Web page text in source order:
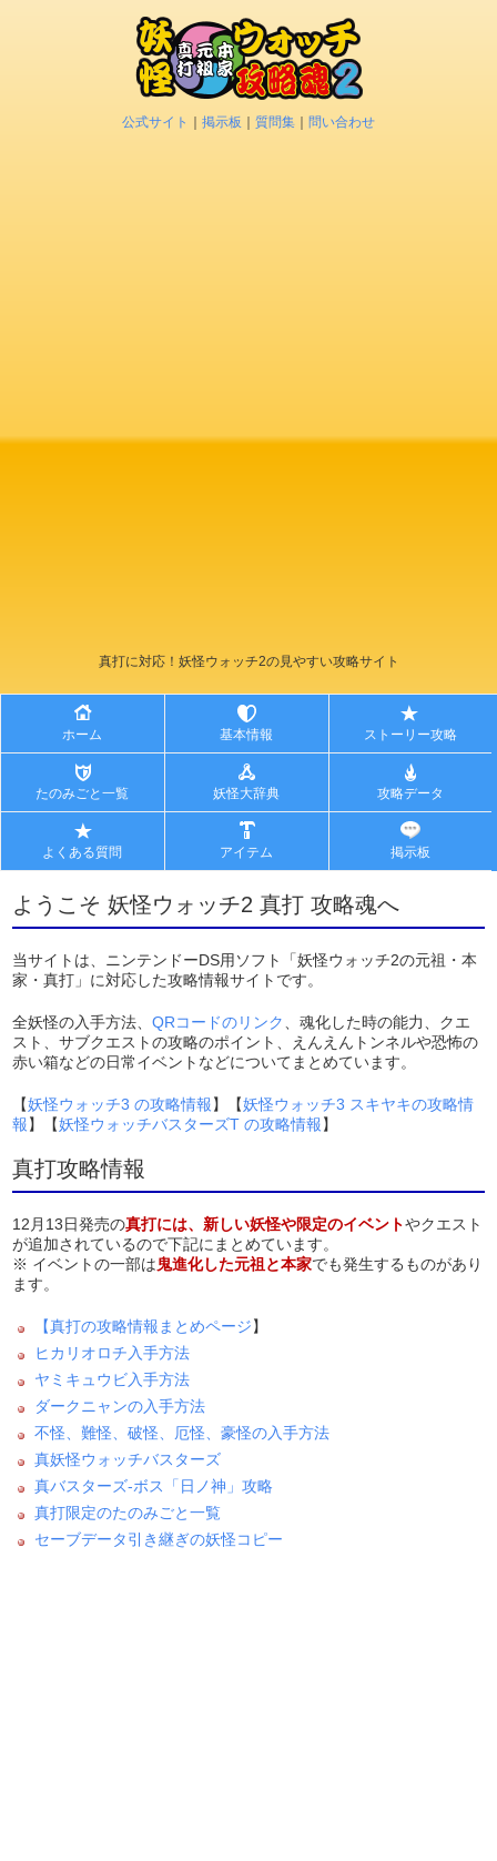
公式サイト 掲示板 質問集 問い合わせ
真打に対応！妖怪ウォッチ2の見やすい攻略サイト
ホーム 基本情報 ストーリー攻略
たのみごと一覧 妖怪大辞典 攻略データ
よくある質問 アイテム 掲示板
ようこそ 妖怪ウォッチ2 真打 攻略魂へ
当サイトは、ニンテンドーDS用ソフト「妖怪ウォッチ2の元祖・本
家・真打」に対応した攻略情報サイトです。
全妖怪の入手方法、QRコードのリンク
、魂化した時の能力、クエ
スト、サブクエストの攻略のポイント、えんえんトンネルや恐怖の
赤い箱などの日常イベントなどについてまとめています。
【妖怪ウォッチ3 の攻略情報】【妖怪ウォッチ3 スキヤキの攻略情
報】【妖怪ウォッチバスターズT の攻略情報】
真打攻略情報
12月13日発売の真打には、新しい妖怪や限定のイベントやクエスト
が追加されているので下記にまとめています。
※ イベントの一部は鬼進化した元祖と本家でも発生するものがあり
ます。
【真打の攻略情報まとめページ】
ヒカリオロチ入手方法
ヤミキュウビ入手方法
ダークニャンの入手方法
不怪、難怪、破怪、厄怪、豪怪の入手方法
真妖怪ウォッチバスターズ
真バスターズ-ボス「日ノ神」攻略
真打限定のたのみごと一覧
セーブデータ引き継ぎの妖怪コピー